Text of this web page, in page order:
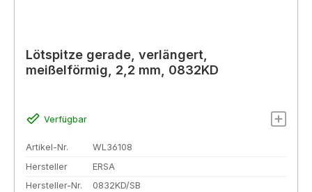
Lötspitze gerade, verlängert,
meißelförmig, 2,2 mm, 0832KD
Verfügbar
Artikel-Nr.
WL36108
Hersteller
ERSA
Hersteller-Nr.
0832KD/SB